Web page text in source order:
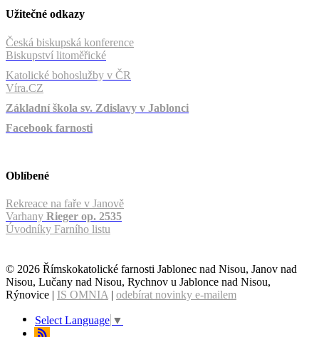
Užitečné odkazy
Česká biskupská konference
Biskupství litoměřické
Katolické bohoslužby v ČR
Víra.CZ
Základní škola sv. Zdislavy v Jablonci
Facebook farnosti
Oblíbené
Rekreace na faře v Janově
Varhany Rieger op. 2535
Úvodníky Farního listu
© 2026 Římskokatolické farnosti Jablonec nad Nisou, Janov nad
Nisou, Lučany nad Nisou, Rychnov u Jablonce nad Nisou,
Rýnovice | IS OMNIA | odebírat novinky e-mailem
Select Language ▼